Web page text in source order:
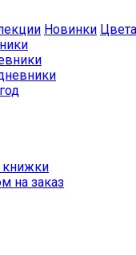
Новинки Цвета
книжки
на заказ